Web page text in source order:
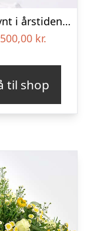
Kistepynt i årstidens blomster – Blomster til begravelse
kr.
til shop